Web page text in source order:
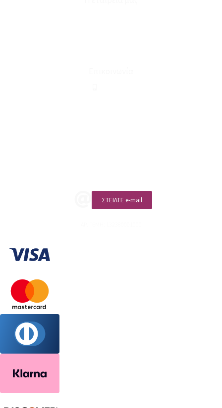
ΣΤΕΙΛΤΕ e-mail